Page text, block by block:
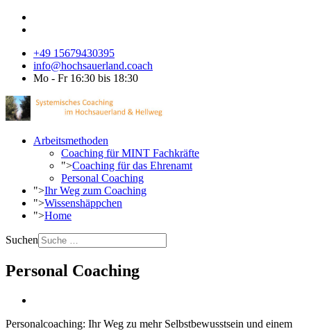
+49 15679430395
info@hochsauerland.coach
Mo - Fr 16:30 bis 18:30
Arbeitsmethoden
Coaching für MINT Fachkräfte
">Coaching für das Ehrenamt
Personal Coaching
">Ihr Weg zum Coaching
">Wissenshäppchen
">Home
Suchen
Personal Coaching
Personalcoaching: Ihr Weg zu mehr Selbstbewusstsein und einem